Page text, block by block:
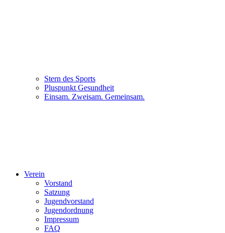
Stern des Sports
Pluspunkt Gesundheit
Einsam. Zweisam. Gemeinsam.
Verein
Vorstand
Satzung
Jugendvorstand
Jugendordnung
Impressum
FAQ